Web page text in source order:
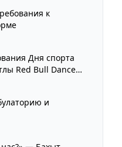
к
Дня спорта
Red Bull Dance
и